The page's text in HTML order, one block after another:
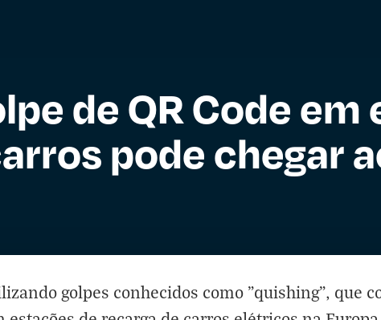
de QR Code
pode chegar
golpes conhecidos como "quishing", que